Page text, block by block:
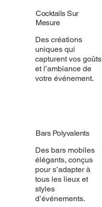
Cocktails Sur
Mesure
Des créations
uniques qui
capturent vos goûts
et l’ambiance de
votre événement.
Bars Polyvalents
Des bars mobiles
élégants, conçus
pour s’adapter à
tous les lieux et
styles
d’événements.